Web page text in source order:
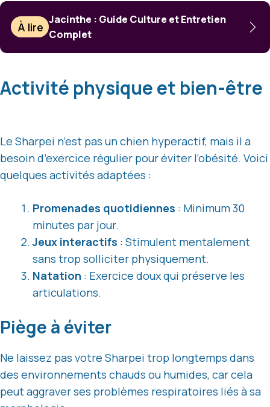
À lire
Jacinthe : Guide Culture et Entretien
Complet
Activité physique et bien-être
Le Sharpei n’est pas un chien hyperactif, mais il a
besoin d’exercice régulier pour éviter l’obésité. Voici
quelques activités adaptées :
Promenades quotidiennes : Minimum 30
minutes par jour.
Jeux interactifs : Stimulent mentalement
sans trop solliciter physiquement.
Natation : Exercice doux qui préserve les
articulations.
Piège à éviter
Ne laissez pas votre Sharpei trop longtemps dans
des environnements chauds ou humides, car cela
peut aggraver ses problèmes respiratoires liés à sa